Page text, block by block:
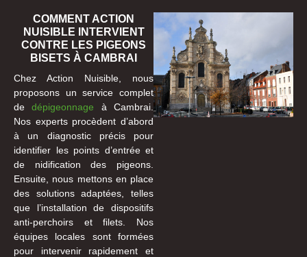
COMMENT ACTION
NUISIBLE INTERVIENT
CONTRE LES PIGEONS
BISETS À CAMBRAI
Chez Action Nuisible, nous
proposons un service complet
dedépigeonnage à Cambrai.
Nos experts procèdent d’abord
à un diagnostic précis pour
identifier les points d’entrée et
de nidification des pigeons.
Ensuite, nous mettons en place
des solutions adaptées, telles
que l’installation de dispositifs
anti-perchoirs et filets. Nos
équipes locales sont formées
pour intervenir rapidement et